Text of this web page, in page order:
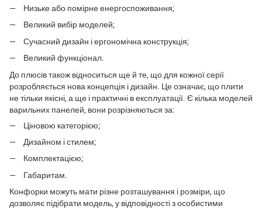
Низьке або помірне енергоспоживання;
Великий вибір моделей;
Сучасний дизайн і ергономічна конструкція;
Великий функціонал.
До плюсів також відноситься ще й те, що для кожної серії
розробляється нова концепція і дизайн. Це означає, що плити
не тільки якісні, а ще і практичні в експлуатації. Є кілька моделей
варильних панелей, вони розрізняються за:
Ціновою категорією;
Дизайном і стилем;
Комплектацією;
Габаритам.
Конфорки можуть мати різне розташування і розміри, що
дозволяє підібрати модель, у відповідності з особистими